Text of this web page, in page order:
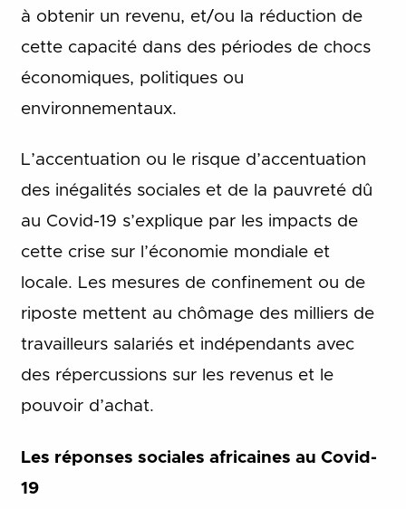
à obtenir un revenu, et/ou la réduction de
cette capacité dans des périodes de chocs
économiques, politiques ou
environnementaux.
L’accentuation ou le risque d’accentuation
des inégalités sociales et de la pauvreté dû
au Covid-19 s’explique par les impacts de
cette crise sur l’économie mondiale et
locale. Les mesures de confinement ou de
riposte mettent au chômage des milliers de
travailleurs salariés et indépendants avec
des répercussions sur les revenus et le
pouvoir d’achat.
Les réponses sociales africaines au Covid-
19